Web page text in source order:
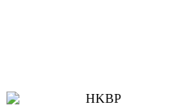
HKBP